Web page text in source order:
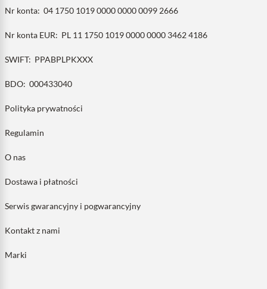
Nr konta: 04 1750 1019 0000 0000 0099 2666
Nr konta EUR: PL 11 1750 1019 0000 0000 3462 4186
SWIFT: PPABPLPKXXX
BDO: 000433040
Polityka prywatności
Regulamin
O nas
Dostawa i płatności
Serwis gwarancyjny i pogwarancyjny
Kontakt z nami
Marki